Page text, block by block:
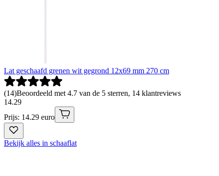
Lat geschaafd grenen wit gegrond 12x69 mm 270 cm
(14)Beoordeeld met 4.7 van de 5 sterren, 14 klantreviews
14.29
Prijs: 14.29 euro
Bekijk alles in schaaflat